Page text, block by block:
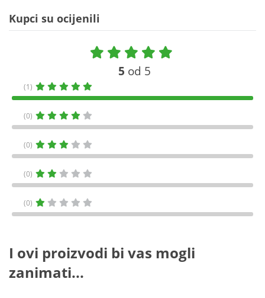
Kupci su ocijenili
5 od 5
(1)
(0)
(0)
(0)
(0)
I ovi proizvodi bi vas mogli
zanimati...